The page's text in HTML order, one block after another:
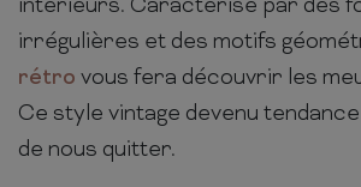
intérieurs. Caractérisé par des
irrégulières et des motifs
rétro vous fera découvrir les
Ce style vintage devenu
de nous quitter.